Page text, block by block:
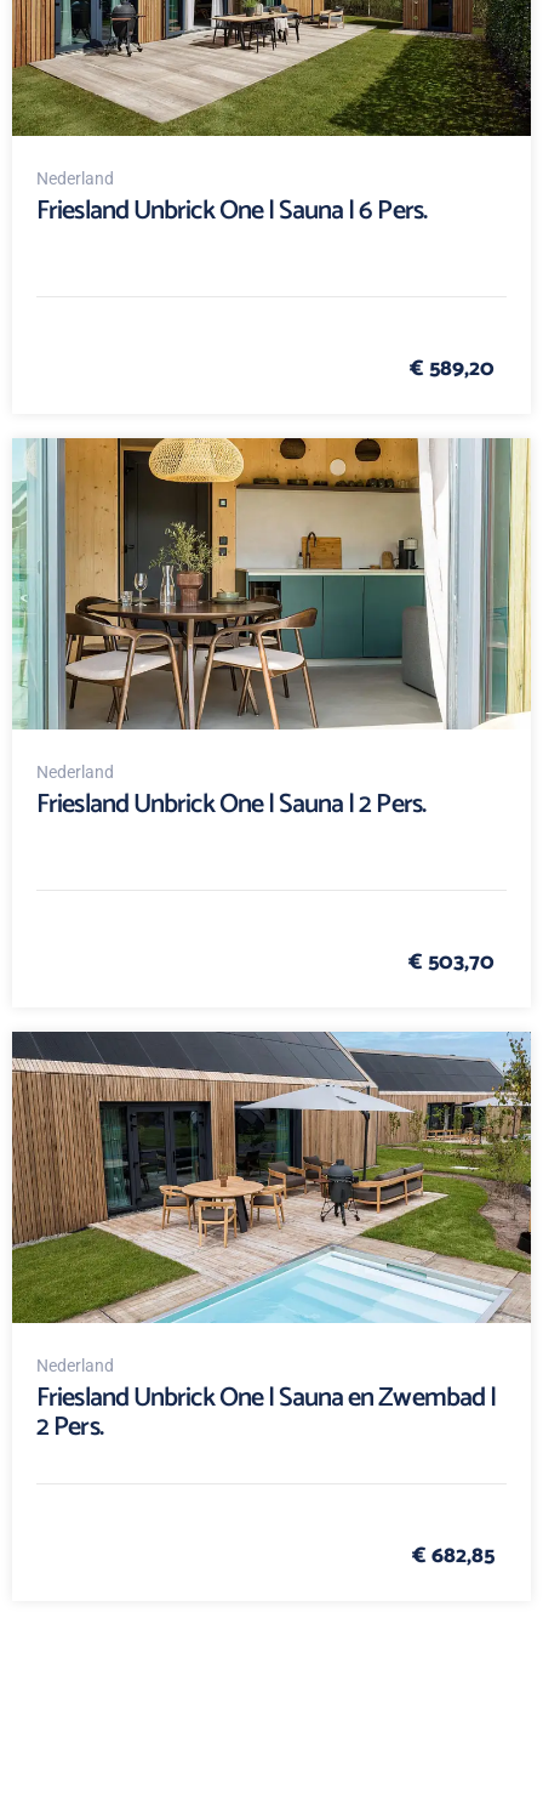
Nederland
Friesland Unbrick One | Sauna | 6 Pers.
€ 589,20
Nederland
Friesland Unbrick One | Sauna | 2 Pers.
€ 503,70
Nederland
Friesland Unbrick One | Sauna en Zwembad |
2 Pers.
€ 682,85